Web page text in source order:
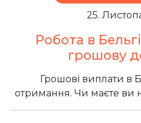
25.
Робота в
грошову
Грошові виплати в
отримання. Чи маєте ви